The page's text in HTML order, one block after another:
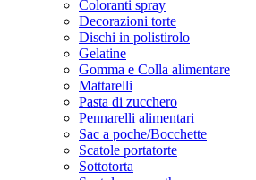
Coloranti spray
Decorazioni torte
Dischi in polistirolo
Gelatine
Gomma e Colla alimentare
Mattarelli
Pasta di zucchero
Pennarelli alimentari
Sac a poche/Bocchette
Scatole portatorte
Sottotorta